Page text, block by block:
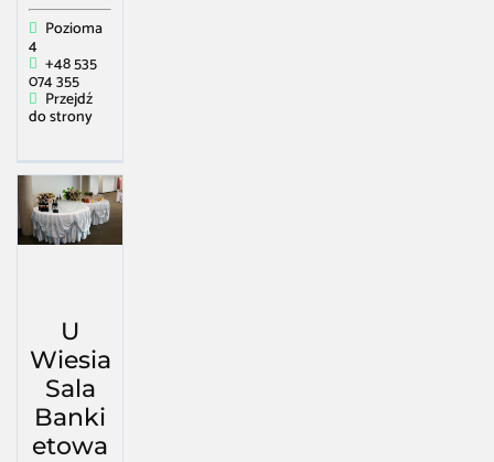
Pozioma
4
+48 535
074 355
Przejdź
do strony
U
Wiesia
Sala
Banki
etowa